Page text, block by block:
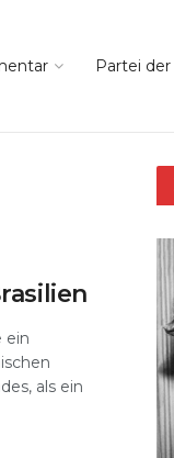
Partei
ein
als ein